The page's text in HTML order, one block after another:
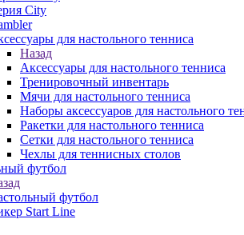
City
для настольного тенниса
Назад
Аксессуары для настольного тенниса
Тренировочный инвентарь
Мячи для настольного тенниса
Наборы аксессуаров для настольного
Ракетки для настольного тенниса
Сетки для настольного тенниса
Чехлы для теннисных столов
футбол
футбол
Start Line